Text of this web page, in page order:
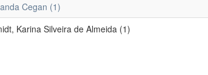
Cegan (1)
Karina Silveira de Almeida (1)